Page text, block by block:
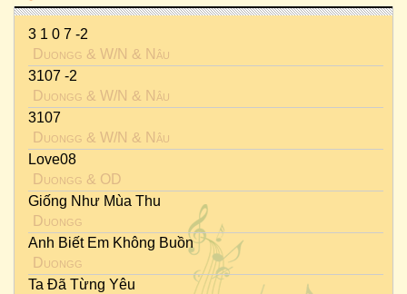
3 1 0 7 -2
Duongg & W/n & Nâu
3107 -2
Duongg & W/n & Nâu
3107
Duongg & W/n & Nâu
Love08
Duongg & OD
Giống Như Mùa Thu
Duongg
Anh Biết Em Không Buồn
Duongg
Ta Đã Từng Yêu